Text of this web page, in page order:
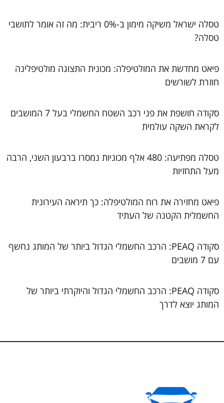
טסלה ישראל משיקה מימון ב-0% ריבית: מה זה אומר לתושבי
טסלה?
פיאט מחדשת את המולטיפלה: מכונית התצוגה מולטיפלינה
חוזרת לשורשים
סקודה חושפת את פני רכב השטח החשמלי בעל 7 המושבים
לקראת השקה עולמית
טסלה מפתיעה: 480 אלף מכוניות נמסרו ברבעון השני, הרבה
מעל התחזיות
פיאט מחזירה את רוח המולטיפלה: כך תיראה העירונית
החשמלית הקטנה של העתיד
סקודה PEAQ: הרכב החשמלי הגדול ביותר של המותג נחשף
עם 7 מושבים
סקודה PEAQ: הרכב החשמלי הגדול והיוקרתי ביותר של
המותג יוצא לדרך